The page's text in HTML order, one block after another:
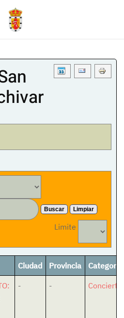
Buscar Limpiar
Limite
Ciudad Provincia Categoría
- -